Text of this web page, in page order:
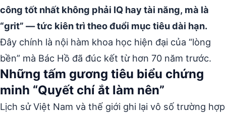
công tốt nhất không phải IQ hay tài năng, mà là
“grit” — tức kiên trì theo đuổi mục tiêu dài hạn.
Đây chính là nội hàm khoa học hiện đại của “lòng
bền” mà Bác Hồ đã đúc kết từ hơn 70 năm trước.
Những tấm gương tiêu biểu chứng
minh “Quyết chí ắt làm nên”
Lịch sử Việt Nam và thế giới ghi lại vô số trường hợp